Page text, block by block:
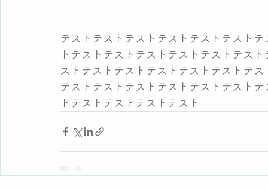
テストテストテストテストテストテスト
トテストテストテストテストテストテス
ストテストテストテストテストテストテ
テストテストテストテストテストテスト
トテストテストテストテスト